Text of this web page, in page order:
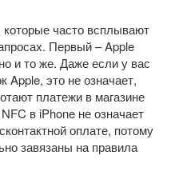
часто всплывают
Первый – Apple
и то же. Даже если у вас
Apple, это не означает,
платежи в магазине
в iPhone не означает
оплате, потому
завязаны на правила